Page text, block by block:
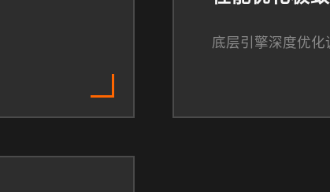
底层引擎深度优化